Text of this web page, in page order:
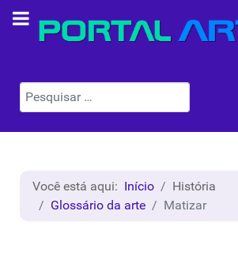
Pesquisar
Você está aqui: Início
História
Glossário da arte
Matizar